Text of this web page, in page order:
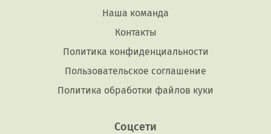
Наша команда
Контакты
Политика конфиденциальности
Пользовательское соглашение
Политика обработки файлов куки
Соцсети